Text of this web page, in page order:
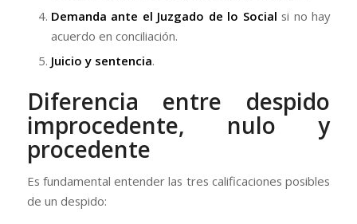
Demanda ante el Juzgado de lo Social si no hay
acuerdo en conciliación.
Juicio y sentencia.
Diferencia entre despido
improcedente, nulo y
procedente
Es fundamental entender las tres calificaciones posibles
de un despido: